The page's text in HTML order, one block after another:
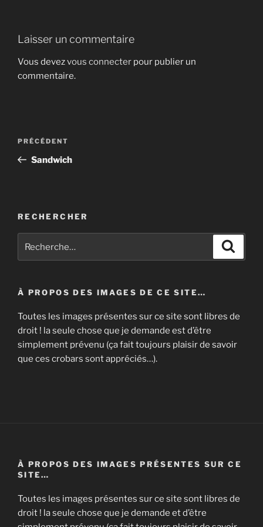
Laisser un commentaire
Vous devezvous connecter pour publier un
commentaire.
Navigation
l’article
Article
précédent
PRÉCÉDENT
Sandwich
RECHERCHER
pour
À PROPOS DES IMAGES DE CE SITE…
Toutes les images présentes sur ce site sont libres de
droit ! la seule chose que je demande est d’être
simplement prévenu (ça fait toujours plaisir de savoir
que ces crobars sont appréciés…).
À PROPOS DES IMAGES PRÉSENTES SUR CE
SITE…
Toutes les images présentes sur ce site sont libres de
droit ! la seule chose que je demande et d’être